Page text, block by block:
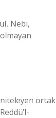
Nebi,
niteleyen ortak